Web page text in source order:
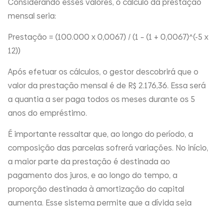
mensal seria:
Prestação = (100.000 x 0,0067) / (1 – (1 + 0,0067)^(-5 x
12))
Após efetuar os cálculos, o gestor descobrirá que o
valor da prestação mensal é de R$ 2.176,36. Essa será
a quantia a ser paga todos os meses durante os 5
anos do empréstimo.
É importante ressaltar que, ao longo do período, a
composição das parcelas sofrerá variações. No início,
a maior parte da prestação é destinada ao
pagamento dos juros, e ao longo do tempo, a
proporção destinada à amortização do capital
aumenta. Esse sistema permite que a dívida seja